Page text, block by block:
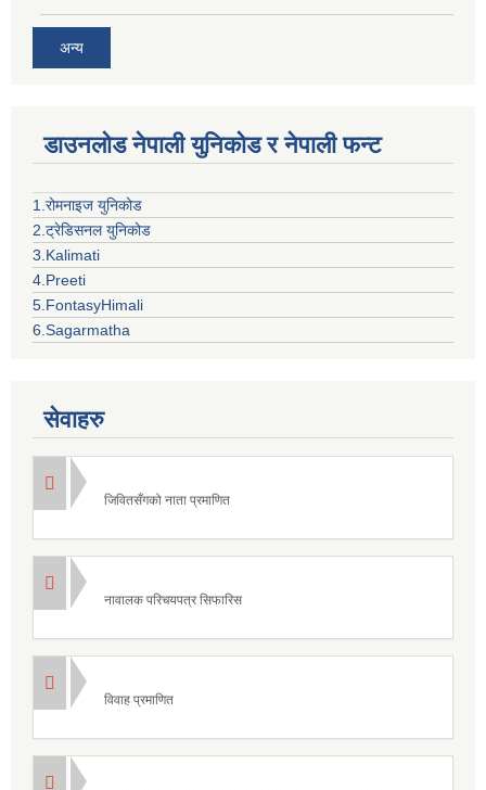
अन्य
डाउनलोड नेपाली युनिकोड र नेपाली फन्ट
1.रोमनाइज युनिकोड
2.ट्रेडिसनल युनिकोड
3.Kalimati
4.Preeti
5.FontasyHimali
6.Sagarmatha
सेवाहरु
जिवितसँगको नाता प्रमाणित
नावालक परिचयपत्र सिफारिस
विवाह प्रमाणित